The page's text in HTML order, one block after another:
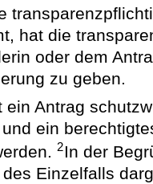
hat die
oder dem
zu geben.
ein Antrag
ein
2In der
Einzelfalls